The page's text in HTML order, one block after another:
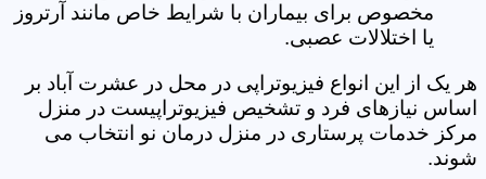
مخصوص برای بیماران با شرایط خاص مانند آرتروز
یا اختلالات عصبی.
هر یک از این انواع فیزیوتراپی در محل در عشرت آباد بر
اساس نیازهای فرد و تشخیص فیزیوتراپیست در منزل
مرکز خدمات پرستاری در منزل درمان نو انتخاب می
شوند.